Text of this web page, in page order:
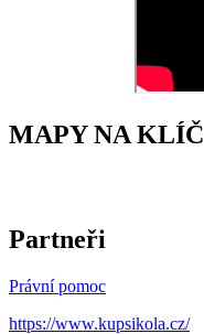
MAPY NA KLÍČ
Partneři
Právní pomoc
https://www.kupsikola.cz/